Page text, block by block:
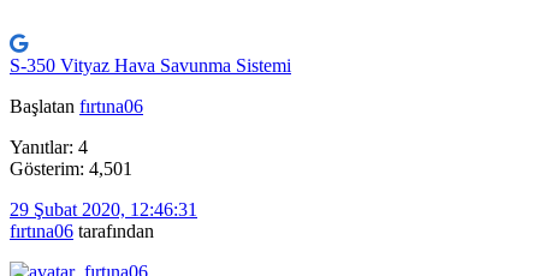
S-350 Vityaz Hava Savunma Sistemi
Başlatan fırtına06
Yanıtlar: 4
Gösterim: 4,501
29 Şubat 2020, 12:46:31
fırtına06 tarafından